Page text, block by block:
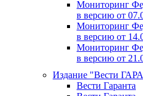
Мониторинг
в версию от
Мониторинг
в версию от
Мониторинг
в версию от
Издание "Вести
Вести Гаранта